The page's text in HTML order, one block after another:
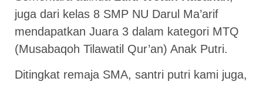
juga dari kelas 8 SMP NU Darul Ma’arif
mendapatkan Juara 3 dalam kategori MTQ
(Musabaqoh Tilawatil Qur’an) Anak Putri.
Ditingkat remaja SMA, santri putri kami juga,